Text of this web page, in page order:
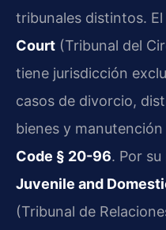
tribunales distintos. El
Court (Tribunal del
tiene jurisdicción
casos de divorcio,
bienes y
Code § 20-96. Por
Juvenile and
(Tribunal de